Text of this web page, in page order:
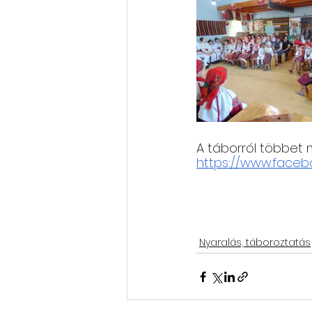
A táborról többet
https://
Nyaralás, táboroztatás